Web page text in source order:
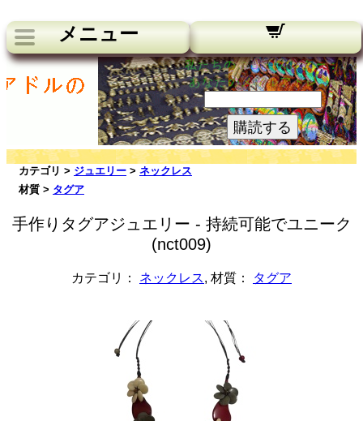
メニュー
私たちのニュースレター：
あなたのメールアドレス:
購読する
カテゴリ > ジュエリー > ネックレス
材質 > タグア
手作りタグアジュエリー - 持続可能でユニーク
(nct009)
カテゴリ： ネックレス, 材質： タグア